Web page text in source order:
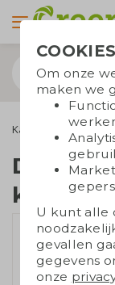
Kantoorartikelen
kurk
COOKIES
Om onze
maken we
U kunt alle
gevallen
gegevens
onze